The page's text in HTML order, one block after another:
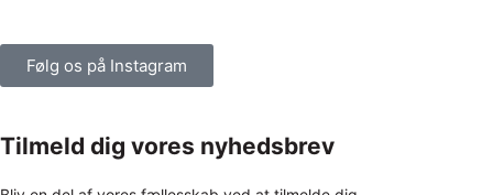
Følg os på Instagram
Tilmeld dig vores nyhedsbrev